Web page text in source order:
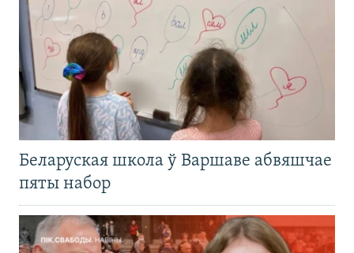
Беларуская школа ў Варшаве абвяшчае
пяты набор